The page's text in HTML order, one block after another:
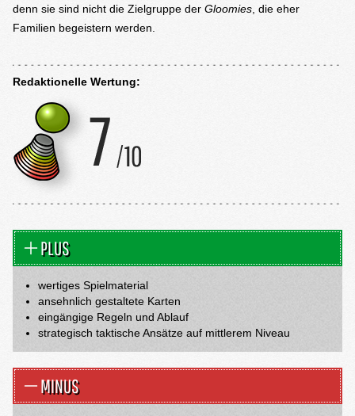
denn sie sind nicht die Zielgruppe der Gloomies , die eher
Familien begeistern werden.
Redaktionelle Wertung:
PLUS
wertiges Spielmaterial
ansehnlich gestaltete Karten
eingängige Regeln und Ablauf
strategisch taktische Ansätze auf mittlerem Niveau
MINUS